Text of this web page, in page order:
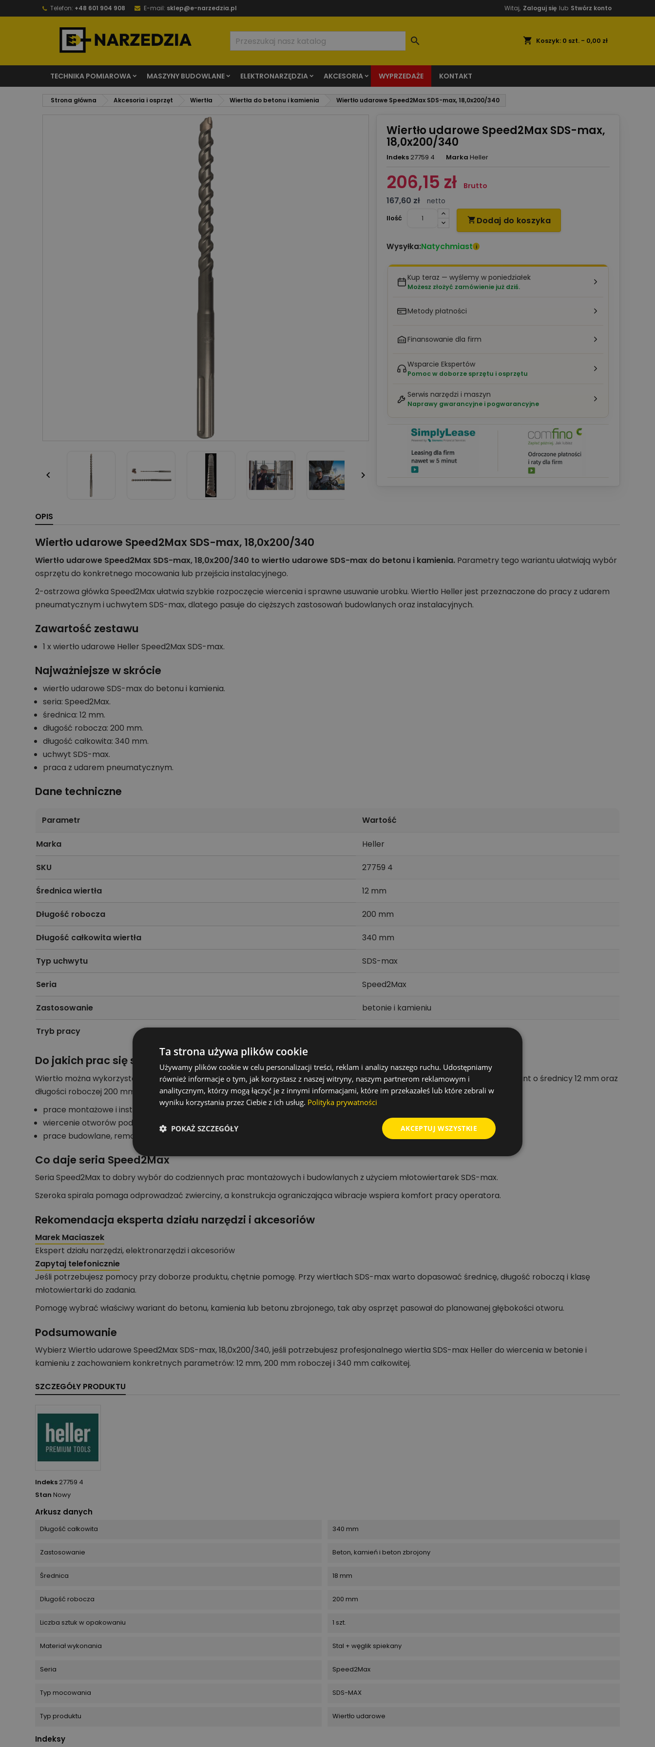
Telefon: +48 601 904 908 E-mail: sklep@e-narzedzia.pl Witaj, Zaloguj się lub Stwórz konto
shopping_cart Koszyk: 0 szt. - 0,00 zł

TECHNIKA POMIAROWA MASZYNY BUDOWLANE ELEKTRONARZĘDZIA AKCESORIA WYPRZEDAŻE KONTAKT
Strona główna Akcesoria i osprzęt Wiertła Wiertła do betonu i kamienia Wiertło udarowe Speed2Max SDS-max, 18,0x200/340
 
Wiertło udarowe Speed2Max SDS-max,
18,0x200/340
Indeks 27759 4 Marka Heller
206,15 zł Brutto
167,60 zł
netto
Ilość
 Dodaj do koszyka
Wysyłka:Natychmiast i
Kup teraz — wyślemy w poniedziałek
Możesz złożyć zamówienie już dziś.
Metody płatności
Finansowanie dla firm
Wsparcie Ekspertów
Pomoc w doborze sprzętu i osprzętu
Serwis narzędzi i maszyn
Naprawy gwarancyjne i pogwarancyjne
OPIS
Wiertło udarowe Speed2Max SDS-max, 18,0x200/340
Wiertło udarowe Speed2Max SDS-max, 18,0x200/340 to wiertło udarowe SDS-max do betonu i kamienia. Parametry tego wariantu ułatwiają wybór
osprzętu do konkretnego mocowania lub przejścia instalacyjnego.
2-ostrzowa główka Speed2Max ułatwia szybkie rozpoczęcie wiercenia i sprawne usuwanie urobku. Wiertło Heller jest przeznaczone do pracy z udarem
pneumatycznym i uchwytem SDS-max, dlatego pasuje do cięższych zastosowań budowlanych oraz instalacyjnych.
Zawartość zestawu
1 x wiertło udarowe Heller Speed2Max SDS-max.
Najważniejsze w skrócie
wiertło udarowe SDS-max do betonu i kamienia.
seria: Speed2Max.
średnica: 12 mm.
długość robocza: 200 mm.
długość całkowita: 340 mm.
uchwyt SDS-max.
praca z udarem pneumatycznym.
Dane techniczne
Parametr Wartość
Marka Heller
SKU 27759 4
Średnica wiertła 12 mm
Długość robocza 200 mm
Długość całkowita wiertła 340 mm
Typ uchwytu SDS-max
Seria Speed2Max
Zastosowanie betonie i kamieniu
Tryb pracy wiercenie z udarem
Do jakich prac się sprawdzi
Wiertło można wykorzystać do wykonywania otworów pod kotwy, przepusty, mocowania i instalacje w betonie i kamieniu. Wariant o średnicy 12 mm oraz
długości roboczej 200 mm warto dobrać do wymaganej głębokości i rodzaju wykonywanego otworu.
prace montażowe i instalacyjne w betonie.
wiercenie otworów pod zamocowania SDS-max.
prace budowlane, remontowe i serwisowe.
Co daje seria Speed2Max
Seria Speed2Max to dobry wybór do codziennych prac montażowych i budowlanych z użyciem młotowiertarek SDS-max.
Szeroka spirala pomaga odprowadzać zwierciny, a konstrukcja ograniczająca wibracje wspiera komfort pracy operatora.
Rekomendacja eksperta działu narzędzi i akcesoriów
Marek Maciaszek
Ekspert działu narzędzi, elektronarzędzi i akcesoriów
Zapytaj telefonicznie
Jeśli potrzebujesz pomocy przy doborze produktu, chętnie pomogę. Przy wiertłach SDS-max warto dopasować średnicę, długość roboczą i klasę
młotowiertarki do zadania.
Pomogę wybrać właściwy wariant do betonu, kamienia lub betonu zbrojonego, tak aby osprzęt pasował do planowanej głębokości otworu.
Podsumowanie
Wybierz Wiertło udarowe Speed2Max SDS-max, 18,0x200/340, jeśli potrzebujesz profesjonalnego wiertła SDS-max Heller do wiercenia w betonie i
kamieniu z zachowaniem konkretnych parametrów: 12 mm, 200 mm roboczej i 340 mm całkowitej.
SZCZEGÓŁY PRODUKTU
Indeks 27759 4
Stan Nowy
Arkusz danych
Długość całkowita 340 mm
Zastosowanie Beton, kamień i beton zbrojony
Średnica 18 mm
Długość robocza 200 mm
Liczba sztuk w opakowaniu 1 szt.
Materiał wykonania Stal + węglik spiekany
Seria Speed2Max
Typ mocowania SDS-MAX
Typ produktu Wiertło udarowe
Indeksy
Ta strona używa plików cookie
Używamy plików cookie w celu personalizacji treści, reklam i analizy naszego ruchu. Udostępniamy
również informacje o tym, jak korzystasz z naszej witryny, naszym partnerom reklamowym i
analitycznym, którzy mogą łączyć je z innymi informacjami, które im przekazałeś lub które zebrali w
wyniku korzystania przez Ciebie z ich usług. Polityka prywatności
AKCEPTUJ WSZYSTKIE
POKAŻ SZCZEGÓŁY